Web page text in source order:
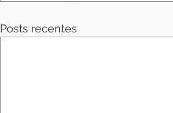
Posts recentes